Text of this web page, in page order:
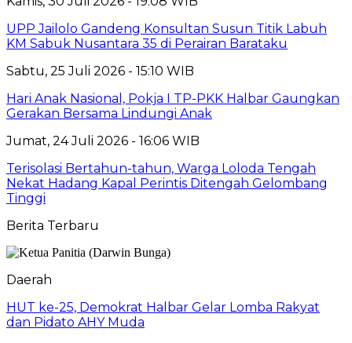
UPP Jailolo Gandeng Konsultan Susun Titik Labuh
KM Sabuk Nusantara 35 di Perairan Barataku
Sabtu, 25 Juli 2026 - 15:10 WIB
Hari Anak Nasional, Pokja I TP-PKK Halbar Gaungkan
Gerakan Bersama Lindungi Anak
Jumat, 24 Juli 2026 - 16:06 WIB
Terisolasi Bertahun-tahun, Warga Loloda Tengah
Nekat Hadang Kapal Perintis Ditengah Gelombang
Tinggi
Berita Terbaru
Daerah
HUT ke-25, Demokrat Halbar Gelar Lomba Rakyat
dan Pidato AHY Muda